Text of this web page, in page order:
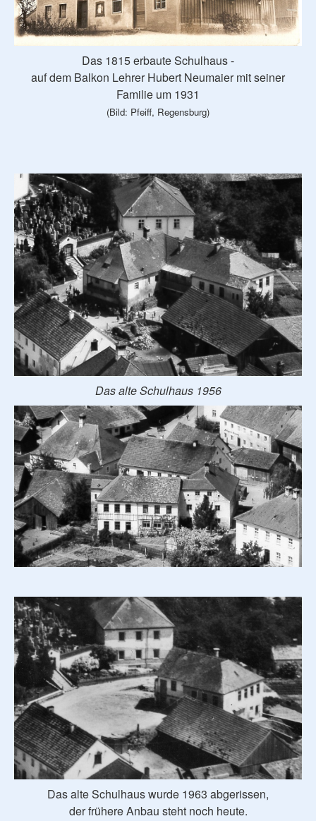
Das 1815 erbaute Schulhaus -
auf dem Balkon Lehrer Hubert Neumaier mit seiner
Familie um 1931
(Bild: Pfeiff, Regensburg)
Das alte Schulhaus 1956
Das alte Schulhaus wurde 1963 abgerissen,
der frühere Anbau steht noch heute.